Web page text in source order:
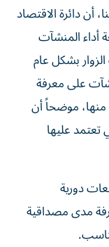
أن دائرة الاقتصاد
أداء المنشآت
بشكل عام
على معرفة
منها، موضحاً أن
عليها
دورية
مدى مصداقية